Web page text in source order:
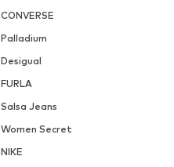
CONVERSE
Palladium
Desigual
FURLA
Salsa Jeans
Women Secret
NIKE